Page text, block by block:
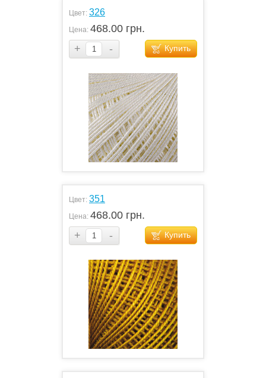
Цвет: 326
Цена: 468.00 грн.
+
- Купить
Цвет: 351
Цена: 468.00 грн.
+
- Купить